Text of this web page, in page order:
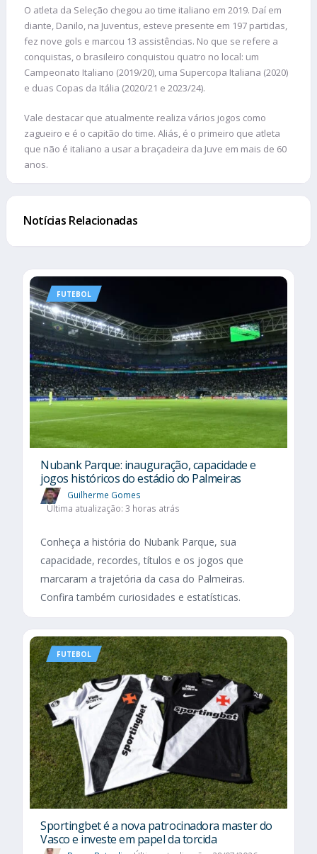
O atleta da Seleção chegou ao time italiano em 2019. Daí em
diante, Danilo, na Juventus, esteve presente em 197 partidas,
fez nove gols e marcou 13 assistências. No que se refere a
conquistas, o brasileiro conquistou quatro no local: um
Campeonato Italiano (2019/20), uma Supercopa Italiana (2020)
e duas Copas da Itália (2020/21 e 2023/24).
Vale destacar que atualmente realiza vários jogos como
zagueiro e é o capitão do time. Aliás, é o primeiro que atleta
que não é italiano a usar a braçadeira da Juve em mais de 60
anos.
Notícias Relacionadas
FUTEBOL
Nubank Parque: inauguração, capacidade e
jogos históricos do estádio do Palmeiras
Guilherme Gomes
Última atualização: 3 horas atrás
Conheça a história do Nubank Parque, sua
capacidade, recordes, títulos e os jogos que
marcaram a trajetória da casa do Palmeiras.
Confira também curiosidades e estatísticas.
FUTEBOL
Sportingbet é a nova patrocinadora master do
Vasco e investe em papel da torcida